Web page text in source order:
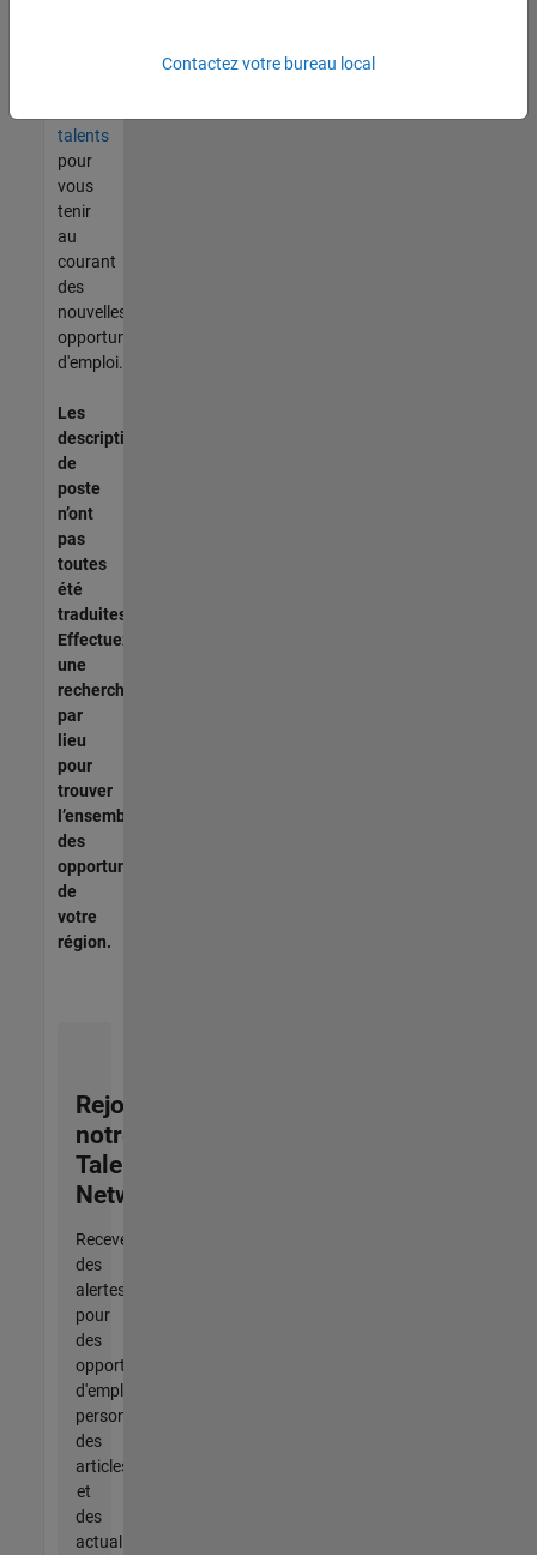
talents
pour
vous
tenir
au
courant
des
nouvelles
opportunités
d'emploi.
Les
descriptions
de
poste
n’ont
pas
toutes
été
traduites.
Effectuez
une
recherche
par
lieu
pour
trouver
l’ensemble
des
opportunités
de
votre
région.
Rejoignez
notre
Talent
Network
Recevez
des
alertes
pour
des
opportunités
d'emploi
personnalisées,
des
articles
et
des
actualités
Contactez votre bureau local